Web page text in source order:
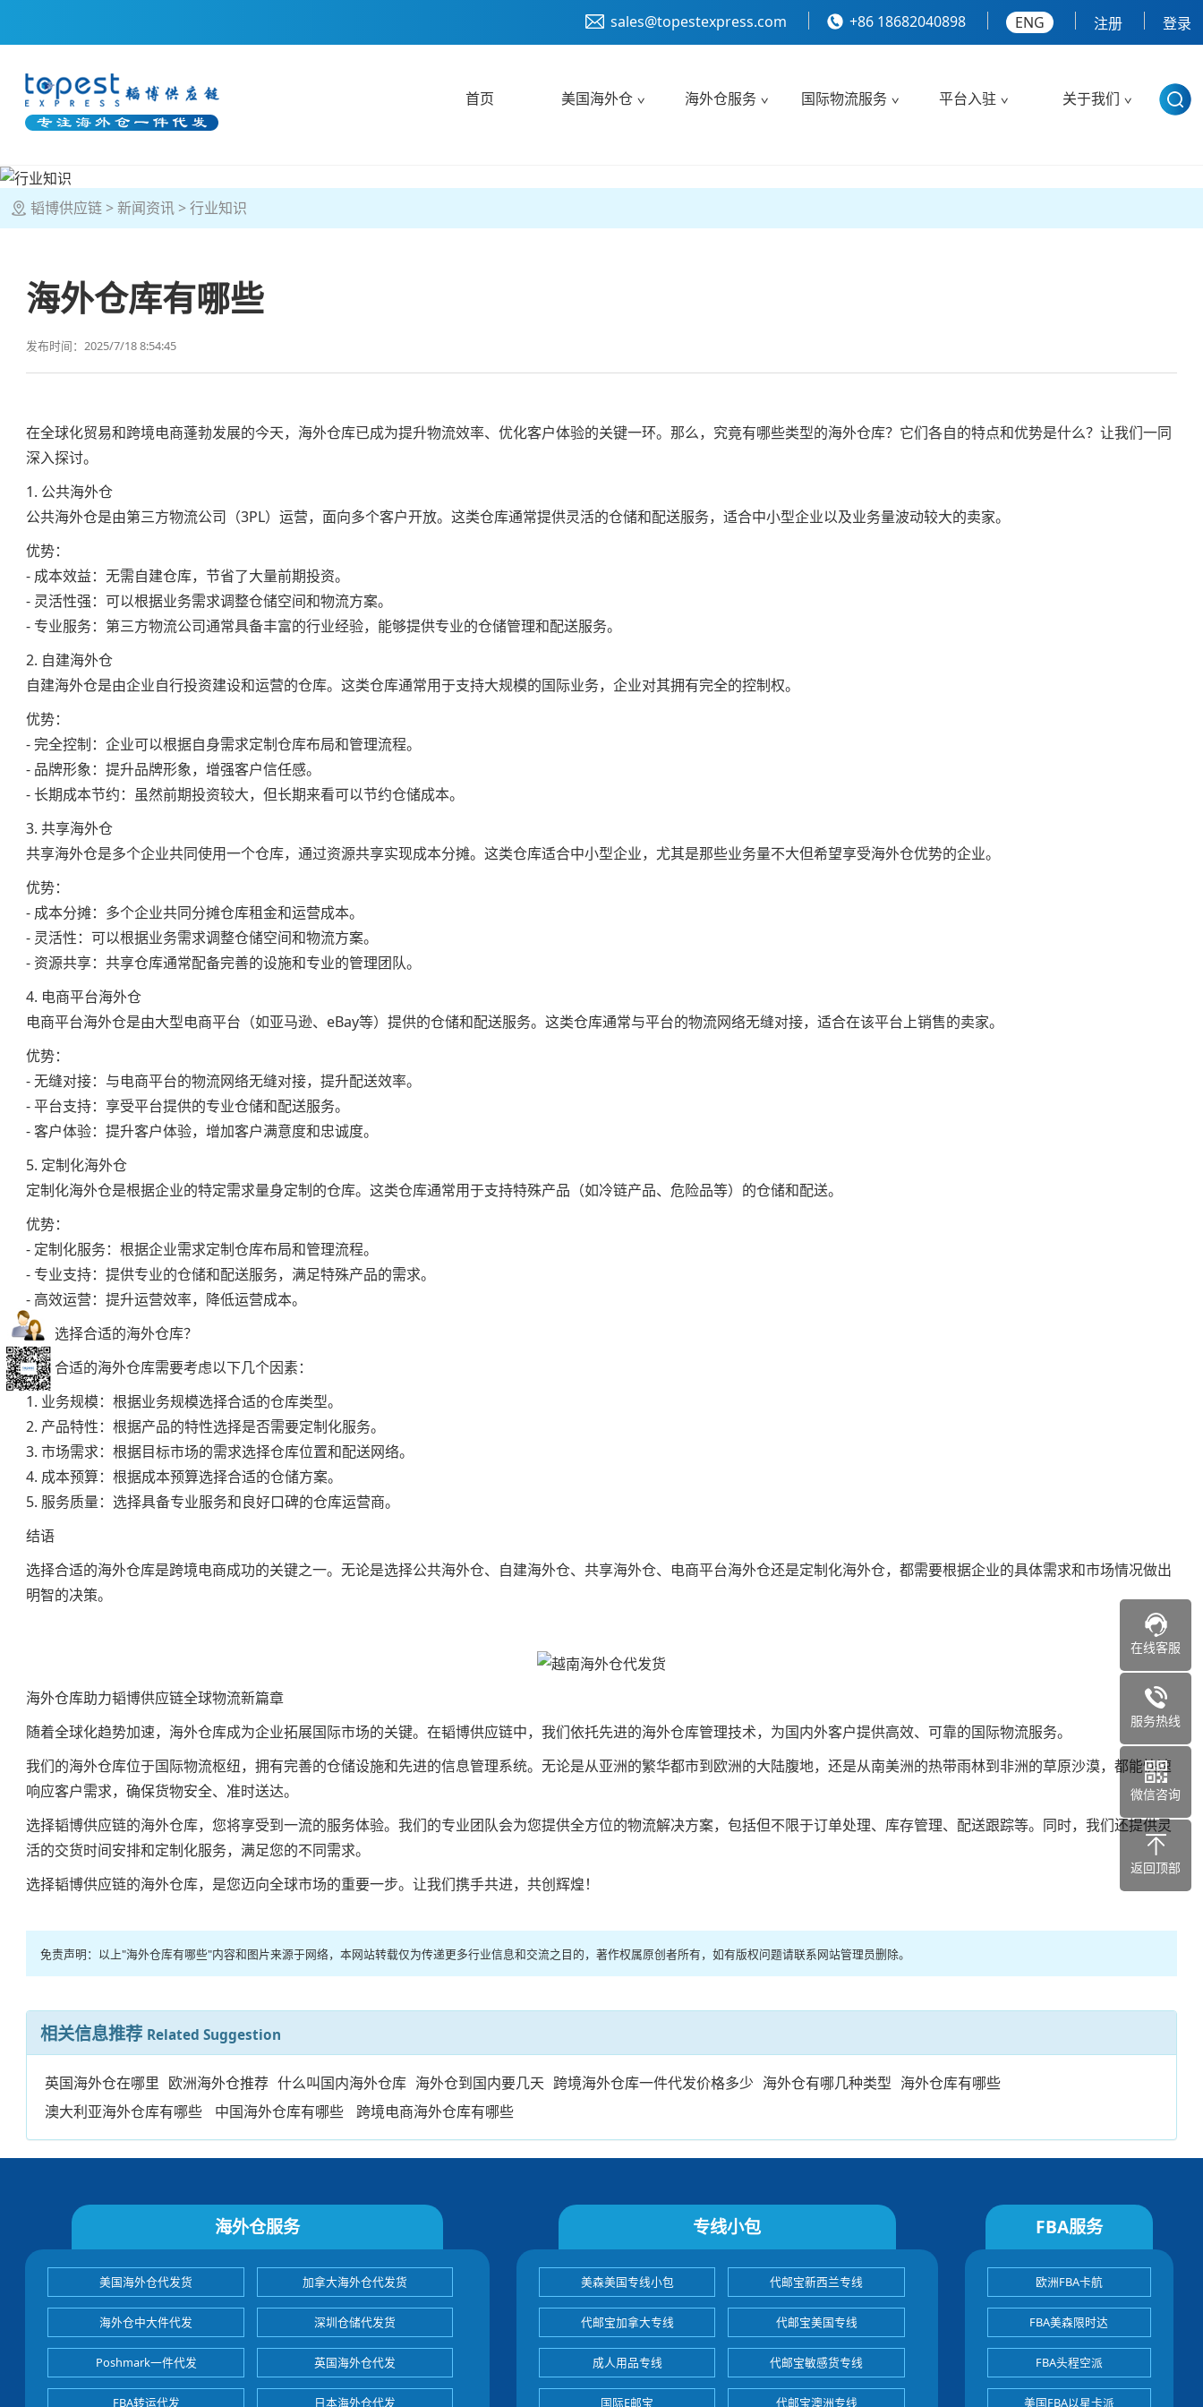
sales@topestexpress.com +86 18682040898 ENG 注册 登录
首页 美国海外仓 海外仓服务 国际物流服务 平台入驻 关于我们
韬博供应链 新闻资讯 行业知识
海外仓库有哪些
发布时间：2025/7/18 8:54:45
在全球化贸易和跨境电商蓬勃发展的今天，海外仓库已成为提升物流效率、优化客户体验的关键一环。那么，究竟有哪些类型的海外仓库？它们各自的特点和优势是什么？让我们一同
深入探讨。
1. 公共海外仓
公共海外仓是由第三方物流公司（3PL）运营，面向多个客户开放。这类仓库通常提供灵活的仓储和配送服务，适合中小型企业以及业务量波动较大的卖家。
优势：
- 成本效益：无需自建仓库，节省了大量前期投资。
- 灵活性强：可以根据业务需求调整仓储空间和物流方案。
- 专业服务：第三方物流公司通常具备丰富的行业经验，能够提供专业的仓储管理和配送服务。
2. 自建海外仓
自建海外仓是由企业自行投资建设和运营的仓库。这类仓库通常用于支持大规模的国际业务，企业对其拥有完全的控制权。
优势：
- 完全控制：企业可以根据自身需求定制仓库布局和管理流程。
- 品牌形象：提升品牌形象，增强客户信任感。
- 长期成本节约：虽然前期投资较大，但长期来看可以节约仓储成本。
3. 共享海外仓
共享海外仓是多个企业共同使用一个仓库，通过资源共享实现成本分摊。这类仓库适合中小型企业，尤其是那些业务量不大但希望享受海外仓优势的企业。
优势：
- 成本分摊：多个企业共同分摊仓库租金和运营成本。
- 灵活性：可以根据业务需求调整仓储空间和物流方案。
- 资源共享：共享仓库通常配备完善的设施和专业的管理团队。
4. 电商平台海外仓
电商平台海外仓是由大型电商平台（如亚马逊、eBay等）提供的仓储和配送服务。这类仓库通常与平台的物流网络无缝对接，适合在该平台上销售的卖家。
优势：
- 无缝对接：与电商平台的物流网络无缝对接，提升配送效率。
- 平台支持：享受平台提供的专业仓储和配送服务。
- 客户体验：提升客户体验，增加客户满意度和忠诚度。
5. 定制化海外仓
定制化海外仓是根据企业的特定需求量身定制的仓库。这类仓库通常用于支持特殊产品（如冷链产品、危险品等）的仓储和配送。
优势：
- 定制化服务：根据企业需求定制仓库布局和管理流程。
- 专业支持：提供专业的仓储和配送服务，满足特殊产品的需求。
- 高效运营：提升运营效率，降低运营成本。
如何选择合适的海外仓库？
选择合适的海外仓库需要考虑以下几个因素：
1. 业务规模：根据业务规模选择合适的仓库类型。
2. 产品特性：根据产品的特性选择是否需要定制化服务。
3. 市场需求：根据目标市场的需求选择仓库位置和配送网络。
4. 成本预算：根据成本预算选择合适的仓储方案。
5. 服务质量：选择具备专业服务和良好口碑的仓库运营商。
结语
选择合适的海外仓库是跨境电商成功的关键之一。无论是选择公共海外仓、自建海外仓、共享海外仓、电商平台海外仓还是定制化海外仓，都需要根据企业的具体需求和市场情况做出
明智的决策。
海外仓库助力韬博供应链全球物流新篇章
随着全球化趋势加速，海外仓库成为企业拓展国际市场的关键。在韬博供应链中，我们依托先进的海外仓库管理技术，为国内外客户提供高效、可靠的国际物流服务。
我们的海外仓库位于国际物流枢纽，拥有完善的仓储设施和先进的信息管理系统。无论是从亚洲的繁华都市到欧洲的大陆腹地，还是从南美洲的热带雨林到非洲的草原沙漠，都能快速
响应客户需求，确保货物安全、准时送达。
选择韬博供应链的海外仓库，您将享受到一流的服务体验。我们的专业团队会为您提供全方位的物流解决方案，包括但不限于订单处理、库存管理、配送跟踪等。同时，我们还提供灵
活的交货时间安排和定制化服务，满足您的不同需求。
选择韬博供应链的海外仓库，是您迈向全球市场的重要一步。让我们携手共进，共创辉煌！
免责声明：以上"海外仓库有哪些"内容和图片来源于网络，本网站转载仅为传递更多行业信息和交流之目的，著作权属原创者所有，如有版权问题请联系网站管理员删除。
相关信息推荐 Related Suggestion
英国海外仓在哪里 欧洲海外仓推荐 什么叫国内海外仓库 海外仓到国内要几天 跨境海外仓库一件代发价格多少 海外仓有哪几种类型 海外仓库有哪些
澳大利亚海外仓库有哪些
中国海外仓库有哪些 跨境电商海外仓库有哪些
海外仓服务
美国海外仓代发货 加拿大海外仓代发货
海外仓中大件代发 深圳仓储代发货
Poshmark一件代发 英国海外仓代发
FBA转运代发 日本海外仓代发
专线小包
美森美国专线小包 代邮宝新西兰专线
代邮宝加拿大专线 代邮宝美国专线
成人用品专线 代邮宝敏感货专线
国际E邮宝 代邮宝澳洲专线
FBA服务
欧洲FBA卡航
FBA美森限时达
FBA头程空派
美国FBA以星卡派
在线客服
服务热线
微信咨询
返回顶部